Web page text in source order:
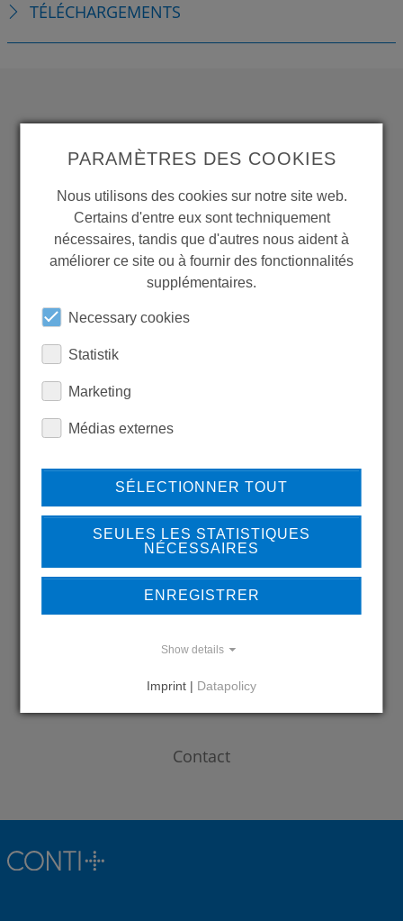
TÉLÉCHARGEMENTS
MORE PRODUCTS?
Back to overview
REFERENCES
DO YOU HAVE QUESTIONS?
Contact
PARAMÈTRES DES COOKIES
Nous utilisons des cookies sur notre site web.
Certains d'entre eux sont techniquement
nécessaires, tandis que d'autres nous aident à
améliorer ce site ou à fournir des fonctionnalités
supplémentaires.
Necessary cookies
Statistik
Marketing
Médias externes
SÉLECTIONNER TOUT
SEULES LES STATISTIQUES
NÉCESSAIRES
ENREGISTRER
Show details
Imprint | Datapolicy